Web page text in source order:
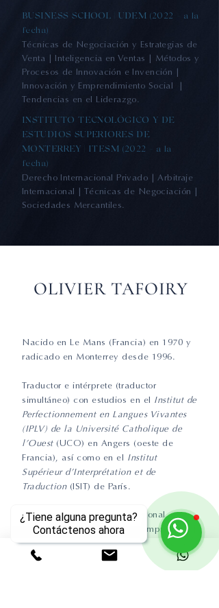
¿Tiene alguna pregunta?
Contáctenos ahora
BUSINESS SCHOOL | UDEM (2022 - a la
fecha)
Técnicas de Negociación y Estrategias de
Venta | Inteligencia en Ventas | Métodos y
Procesos de Innovación e Invención |
Innovación y Emprendimiento Social |
Tendencias en el Liderazgo.
INSTITUTO TECNOLÓGICO Y DE
ESTUDIOS SUPERIORES DE
MONTERREY | ITESM (2022 - a la
fecha)
Derecho Internacional Privado | Arbitraje
Internacional | Técnicas de Negociación |
Sociedades Mercantiles.
OLIVIER TAFOIRY
Nacido en Le Mans (Francia) en 1970 y
radicado en Monterrey desde 1996.
Traductor e intérprete (traductor
simultáneo) con estudios en el Institut de
Perfectionnement en Langues Vivantes
(IPLV) de la Université Catholique de
l’Ouest (UCO) en Angers (oeste de
Francia), así como en el Institut
Supérieur d’Interprétation et de
Traduction(ISIT) de París.
Su extensa trayectoria profesional,
trazada tanto en el seno de empresas e
instituciones de renombre como de forma
independiente, abarca los ámbitos de la
docencia, la información, las relaciones